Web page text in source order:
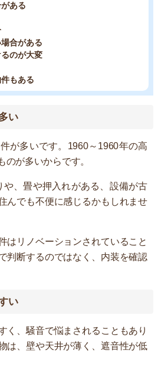
ある
合がある
のが大変
もある
い
が多いです。1960～1960年の高
のが多いからです。
や、畳や押入れがある、設備が古
んでも不便に感じるかもしれませ
はリノベーションされていること
判断するのではなく、内装を確認
い
く、騒音で悩まされることもあり
は、壁や天井が薄く、遮音性が低